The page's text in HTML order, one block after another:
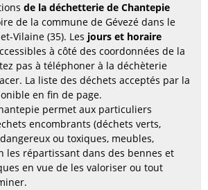
de la déchetterie de Chantepie
de la commune de Gévezé dans le
Vilaine (35). Les jours et horaire
à côté des coordonnées de la
pas à téléphoner à la déchèterie
La liste des déchets acceptés par la
en fin de page.
permet aux particuliers
encombrants (déchets verts,
ou toxiques, meubles,
les répartissant dans des bennes et
en vue de les valoriser ou tout